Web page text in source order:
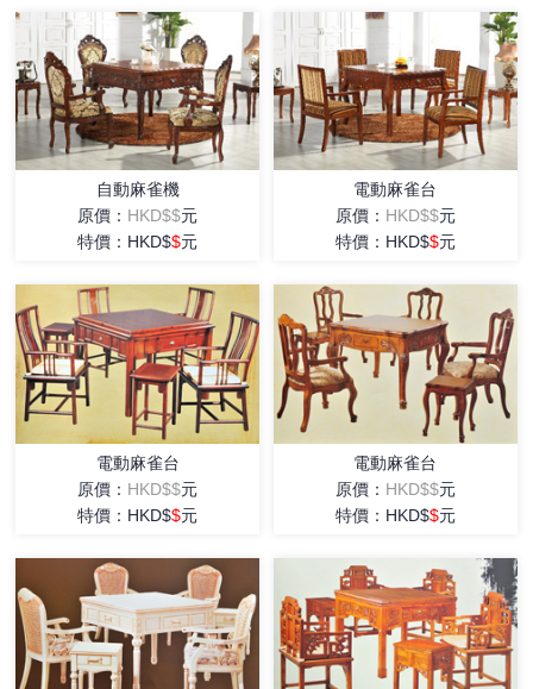
自動麻雀機
原價： HKD$$元
特價：HKD$$元
電動麻雀台
原價： HKD$$元
特價：HKD$$元
電動麻雀台
原價： HKD$$元
特價：HKD$$元
電動麻雀台
原價： HKD$$元
特價：HKD$$元